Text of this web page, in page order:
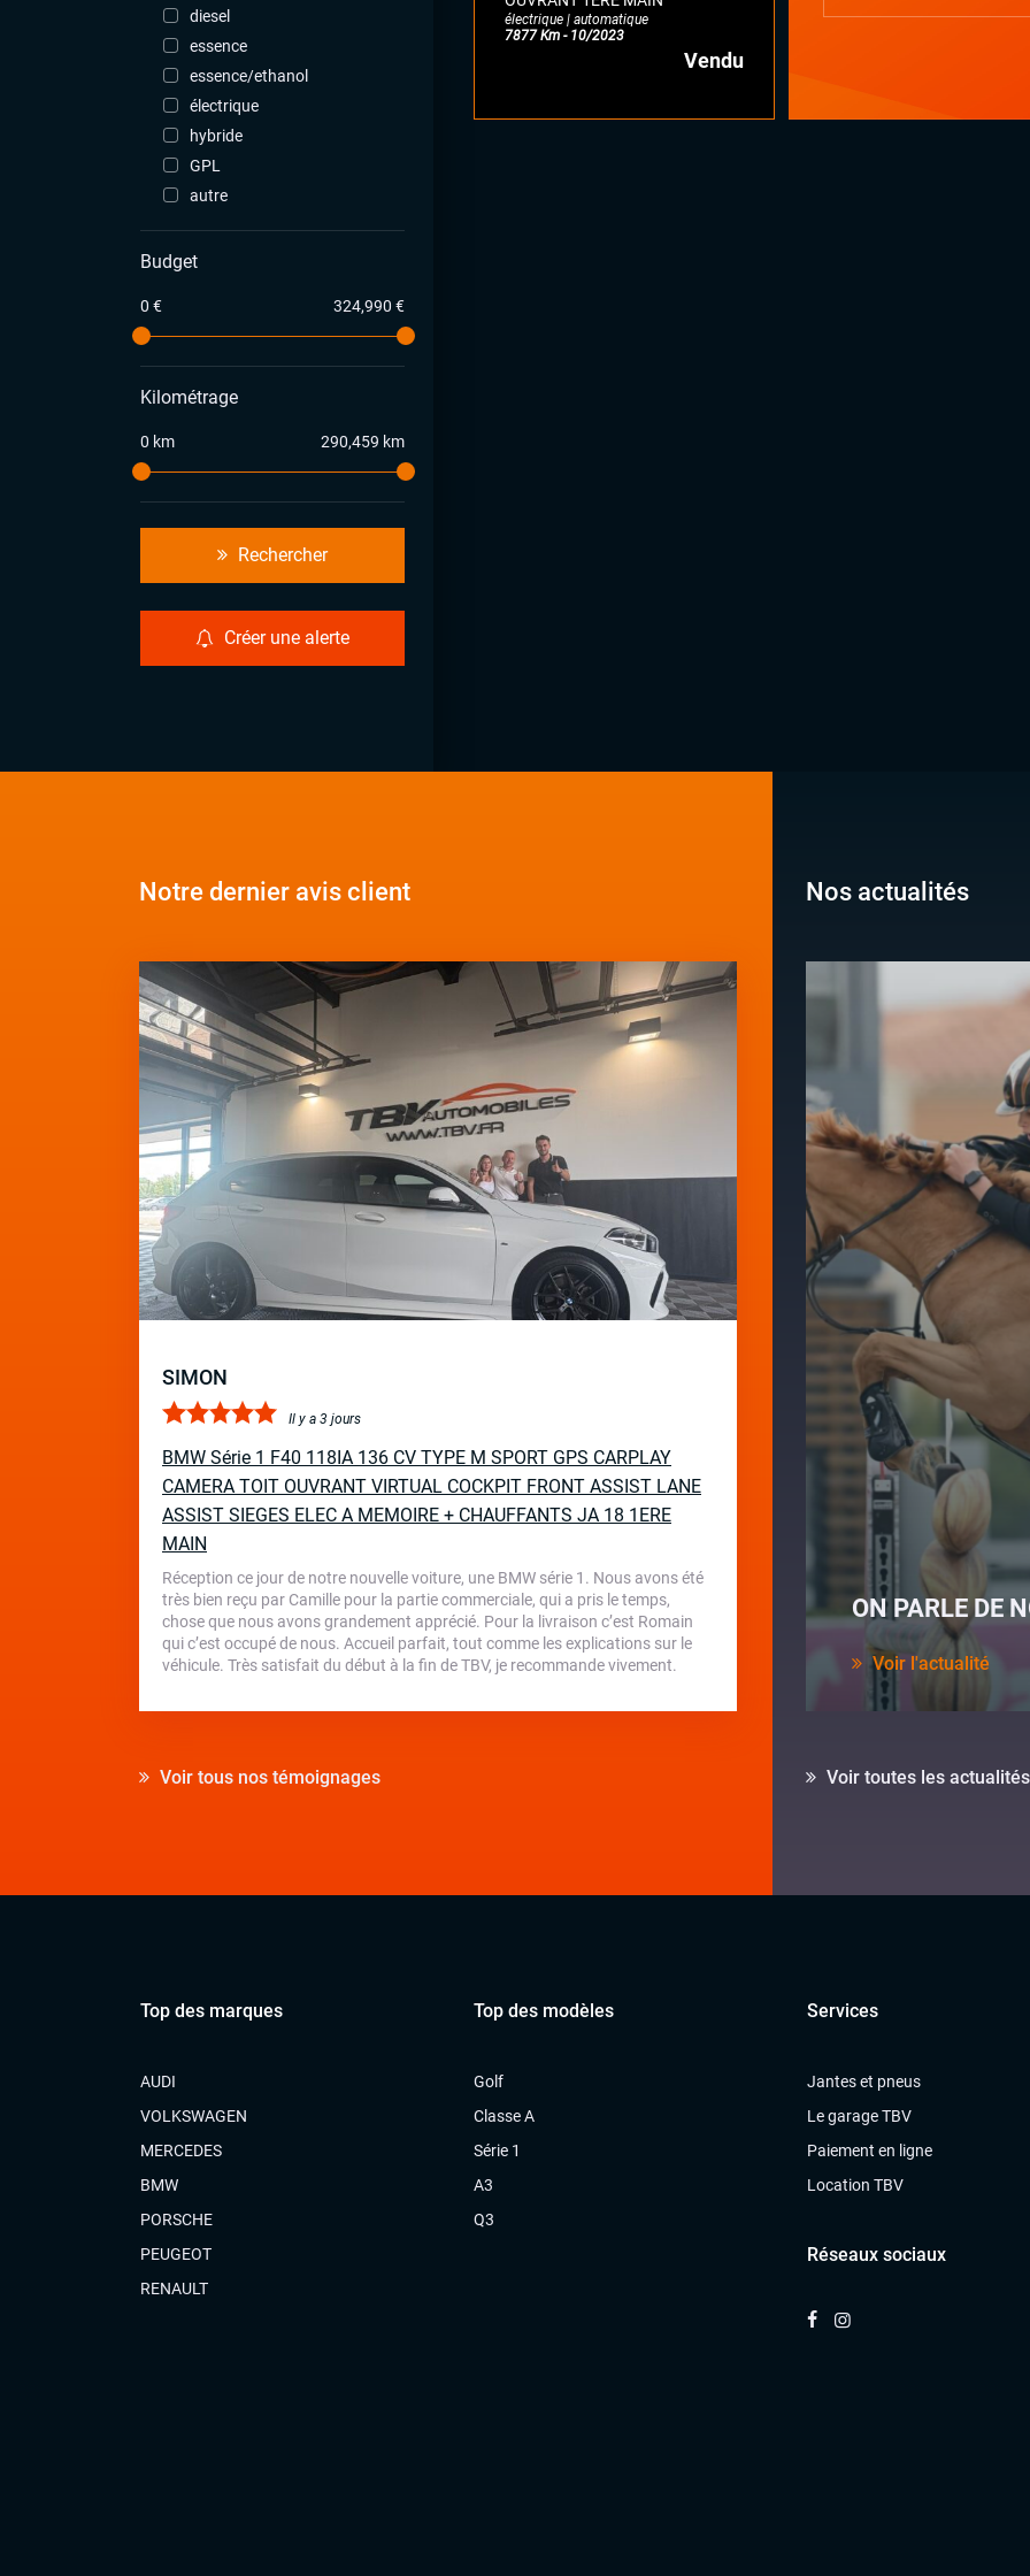
diesel
essence
essence/ethanol
électrique
hybride
GPL
autre
Budget
0 € 324,990 €
Kilométrage
0 km 290,459 km
Rechercher
Créer une alerte
électrique | automatique
7877 Km - 10/2023
Vendu
Notre dernier avis client
SIMON
Il y a 3 jours
BMW Série 1 F40 118IA 136 CV TYPE M SPORT GPS CARPLAY
CAMERA TOIT OUVRANT VIRTUAL COCKPIT FRONT ASSIST LANE
ASSIST SIEGES ELEC A MEMOIRE + CHAUFFANTS JA 18 1ERE
MAIN
Réception ce jour de notre nouvelle voiture, une BMW série 1. Nous avons été
très bien reçu par Camille pour la partie commerciale, qui a pris le temps,
chose que nous avons grandement apprécié. Pour la livraison c’est Romain
qui c’est occupé de nous. Accueil parfait, tout comme les explications sur le
véhicule. Très satisfait du début à la fin de TBV, je recommande vivement.
Voir tous nos témoignages
Nos actualités
ON PARLE DE
Voir l'actualité
Voir toutes les actualités
Top des marques
AUDI
VOLKSWAGEN
MERCEDES
BMW
PORSCHE
PEUGEOT
RENAULT
Top des modèles
Golf
Classe A
Série 1
A3
Q3
Services
Jantes et pneus
Le garage TBV
Paiement en ligne
Location TBV
Réseaux sociaux